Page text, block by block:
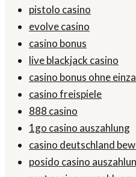
pistolo casino
evolve casino
casino bonus
live blackjack casino
casino bonus ohne
casino freispiele
888 casino
1go casino auszahlung
casino deutschland
posido casino